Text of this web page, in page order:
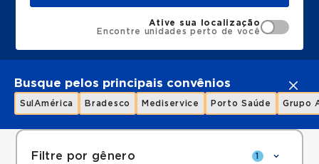
Ative sua localização
Encontre unidades perto de você
Busque pelos principais convênios
SulAmérica Bradesco Mediservice Porto Saúde Grupo
Filtre por gênero 1